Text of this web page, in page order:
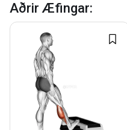
Aðrir Æfingar: